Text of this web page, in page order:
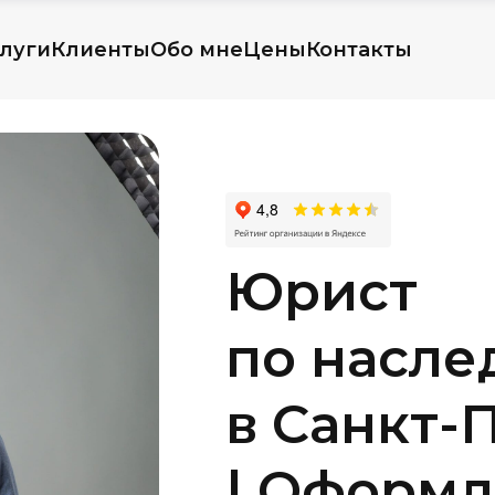
КлиентыОбо мнеЦеныКонтакты
Юрист
по
в Санкт-